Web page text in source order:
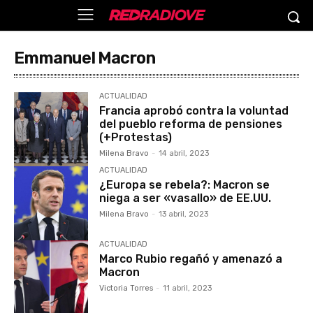
Emmanuel Macron
ACTUALIDAD
Francia aprobó contra la voluntad
del pueblo reforma de pensiones
(+Protestas)
Milena Bravo - 14 abril, 2023
ACTUALIDAD
¿Europa se rebela?: Macron se
niega a ser «vasallo» de EE.UU.
Milena Bravo - 13 abril, 2023
ACTUALIDAD
Marco Rubio regañó y amenazó a
Macron
Victoria Torres - 11 abril, 2023